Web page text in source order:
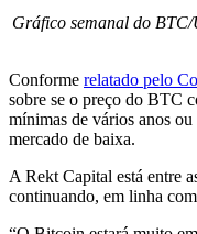
Gráfico semanal do
Conforme relatado pelo
sobre se o preço do BTC
mínimas de vários anos
mercado de baixa.
A Rekt Capital está entre
continuando, em linha